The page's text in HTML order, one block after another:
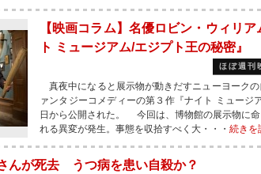
【映画コラム】名優ロビン・ウィリ
ト ミュージアム/エジプト王の秘密』
ほぼ週刊
真夜中になると展示物が動きだすニューヨーク
ァンタジーコメディーの第３作『ナイト ミュージ
日から公開された。 今回は、博物館の展示物に
れる異変が発生。事態を収拾すべく大・・・ 続きを
んが死去 うつ病を患い自殺か？